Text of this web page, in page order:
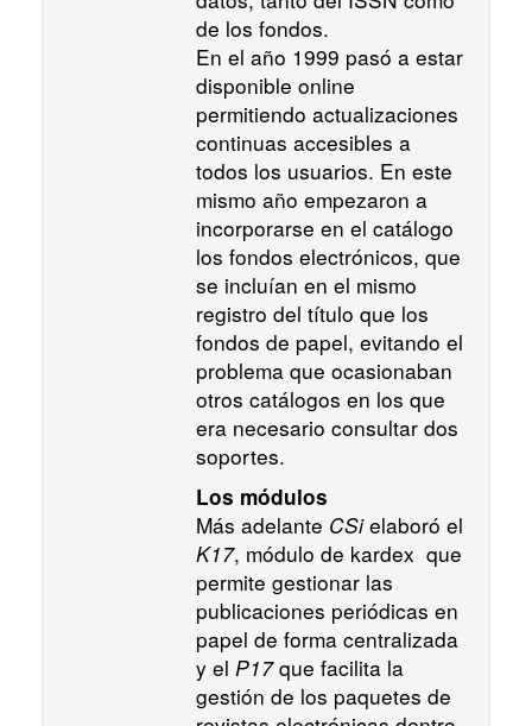
de los fondos.
En el año 1999 pasó a estar
disponible online
permitiendo actualizaciones
continuas accesibles a
todos los usuarios. En este
mismo año empezaron a
incorporarse en el catálogo
los fondos electrónicos, que
se incluían en el mismo
registro del título que los
fondos de papel, evitando el
problema que ocasionaban
otros catálogos en los que
era necesario consultar dos
soportes.
Los módulos
Más adelante CSielaboró el
K17, módulo de kardex que
permite gestionar las
publicaciones periódicas en
papel de forma centralizada
y el P17que facilita la
gestión de los paquetes de